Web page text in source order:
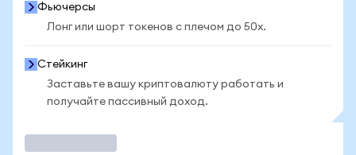
Фьючерсы
Лонг или шорт токенов с плечом до 50x.
Стейкинг
Заставьте вашу криптовалюту работать и
получайте пассивный доход.